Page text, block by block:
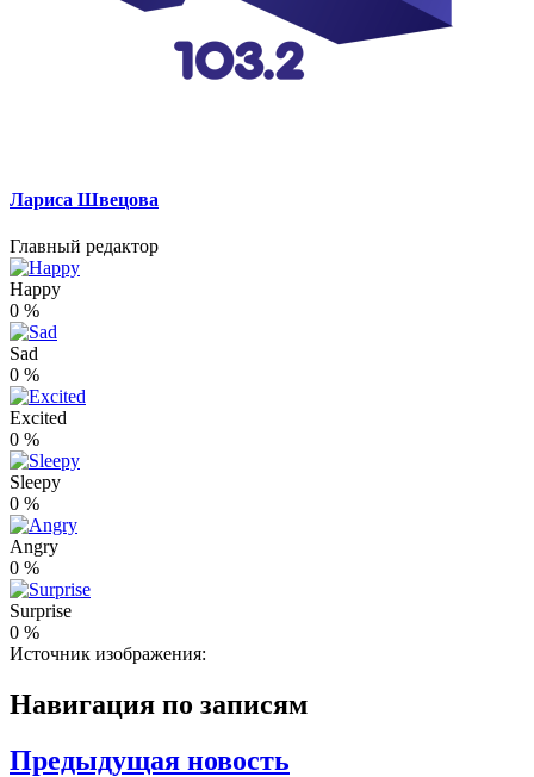
Лариса Швецова
Главный редактор
Happy
0 %
Sad
0 %
Excited
0 %
Sleepy
0 %
Angry
0 %
Surprise
0 %
Источник изображения:
Навигация по записям
Предыдущая новость